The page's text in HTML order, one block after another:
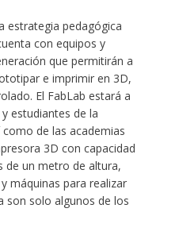
estrategia pedagógica
con equipos y
que permitirán a
e imprimir en 3D,
El FabLab estará a
estudiantes de la
de las academias
3D con capacidad
de un metro de altura,
máquinas para realizar
son solo algunos de los